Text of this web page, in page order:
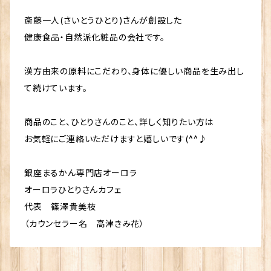
斎藤一人(さいとうひとり)さんが創設した
健康食品・自然派化粧品の会社です。
漢方由来の原料にこだわり、身体に優しい商品を生み出し
て続けています。
商品のこと、ひとりさんのこと、詳しく知りたい方は
お気軽にご連絡いただけますと嬉しいです(^^♪
銀座まるかん専門店オーロラ
オーロラひとりさんカフェ
代表 篠澤貴美枝
（カウンセラー名 高津きみ花）